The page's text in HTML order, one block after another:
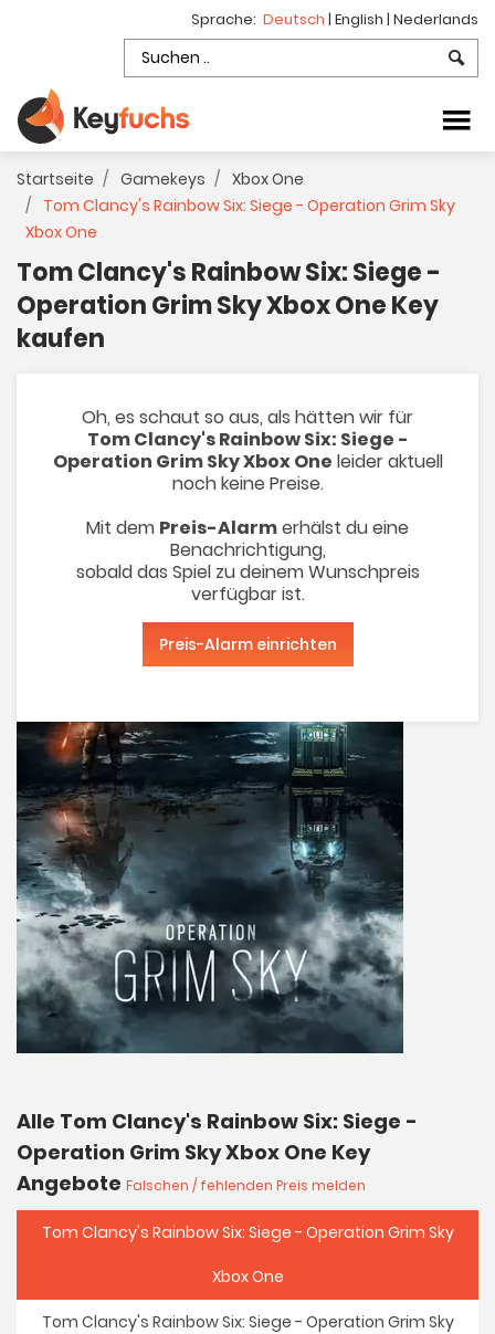
Sprache: Deutsch | English | Nederlands
Startseite Gamekeys
Xbox One
Tom Clancy's Rainbow Six: Siege - Operation Grim Sky
Xbox One
Tom Clancy's Rainbow Six: Siege -
Operation Grim Sky Xbox One Key
kaufen
Oh, es schaut so aus, als hätten wir für
Tom Clancy's Rainbow Six: Siege -
Operation Grim Sky Xbox One leider aktuell
noch keine Preise.
Mit dem Preis-Alarmerhälst du eine
Benachrichtigung,
sobald das Spiel zu deinem Wunschpreis
verfügbar ist.
Preis-Alarm einrichten
Alle Tom Clancy's Rainbow Six: Siege -
Operation Grim Sky Xbox One Key
Angebote Falschen / fehlenden Preis melden
Tom Clancy's Rainbow Six: Siege - Operation Grim Sky
Xbox One
Tom Clancy's Rainbow Six: Siege - Operation Grim Sky